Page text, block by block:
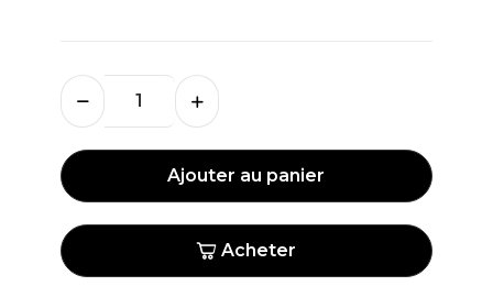
Ajouter au panier
Acheter